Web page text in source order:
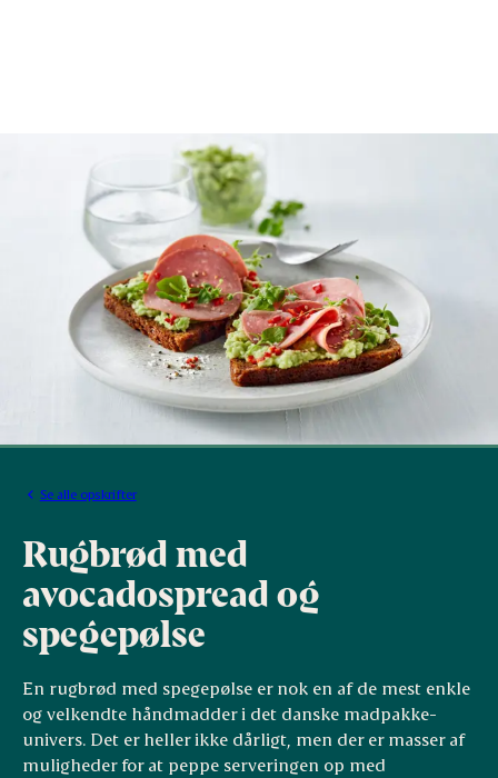
Se alle opskrifter
Rugbrød med
avocadospread og
spegepølse
En rugbrød med spegepølse er nok en af de mest enkle
og velkendte håndmadder i det danske madpakke-
univers. Det er heller ikke dårligt, men der er masser af
muligheder for at peppe serveringen op med